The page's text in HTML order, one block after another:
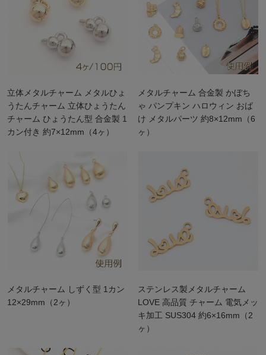
立体メタルチャーム メタルひょ
うたんチャーム 立体ひょうたん
チャーム ひょうたん型 合金製 1
カン付き 約7×12mm（4ヶ）
メタルチャーム 合金製 かぼち
ゃ パンプキン ハロウィン おば
け メタルパーツ 約8×12mm（6
ヶ）
メタルチャーム しずく型 1カン
12×29mm（2ヶ）
ステンレス製メタルチャーム
LOVE 高品質 チャーム 電気メッ
キ加工 SUS304 約6×16mm（2
ヶ）